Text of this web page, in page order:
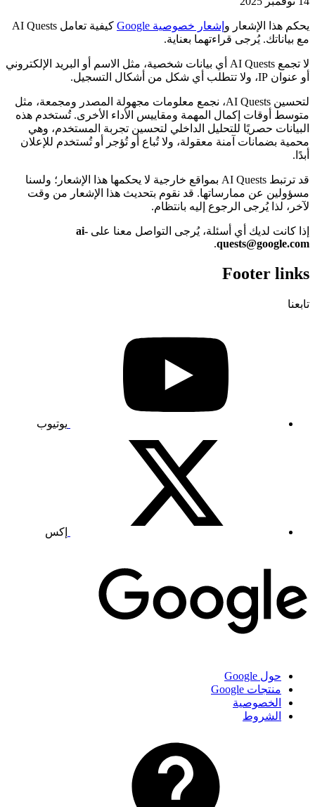
يحكم هذا الإشعار و إشعار خصوصية Google
كيفية تعامل AI Quests
مع بياناتك. يُرجى قراءتهما بعناية.
لا تجمع AI Quests أي بيانات شخصية، مثل الاسم أو البريد الإلكتروني
أو عنوان IP، ولا تتطلب أي شكل من أشكال التسجيل.
لتحسين AI Quests، نجمع معلومات مجهولة المصدر ومجمعة، مثل
متوسط أوقات إكمال المهمة ومقاييس الأداء الأخرى. تُستخدم هذه
البيانات حصريًا للتحليل الداخلي لتحسين تجربة المستخدم، وهي
محمية بضمانات آمنة معقولة، ولا تُباع أو تُؤجر أو تُستخدم للإعلان
أبدًا.
قد ترتبط AI Quests بمواقع خارجية لا يحكمها هذا الإشعار؛ ولسنا
مسؤولين عن ممارساتها. قد نقوم بتحديث هذا الإشعار من وقت
لآخر، لذا يُرجى الرجوع إليه بانتظام.
إذا كانت لديك أي أسئلة، يُرجى التواصل معنا على ai-
quests@google.com
.
Footer links
تابعنا
يوتيوب
إكس
حول Google
منتجات Google
الخصوصية
الشروط